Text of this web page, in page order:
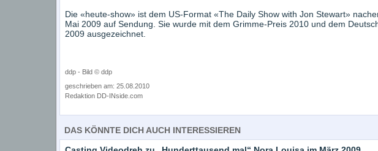
Die «heute-show» ist dem US-Format «The Daily Show with Jon Stewart»
Mai 2009 auf Sendung. Sie wurde mit dem Grimme-Preis 2010 und dem
2009 ausgezeichnet.
ddp - Bild © ddp
geschrieben am: 25.08.2010
Redaktion DD-INside.com
DAS KÖNNTE DICH AUCH INTERESSIEREN